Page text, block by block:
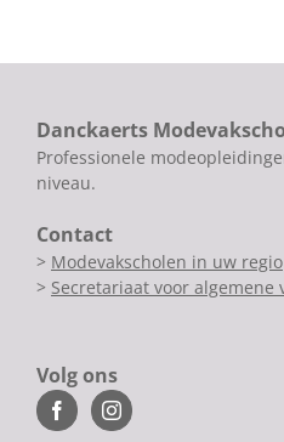
Danckaerts
Professionele
niveau.
Contact
> Modevakscholen in uw regio
> Secretariaat voor algemene
Volg ons